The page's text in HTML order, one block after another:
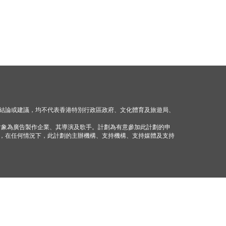
或建議，均不代表香港特別行政區政府、文化體育及旅遊局、
為廣告製作企業、其導演及歌手。計劃為有意參加此計劃的申
任何情況下，此計劃的主辦機構、支持機構、支持媒體及支持